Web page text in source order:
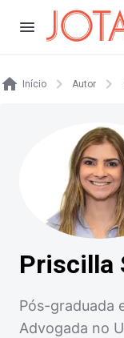
Início Autor
Priscilla
Pós-graduada
Advogada no